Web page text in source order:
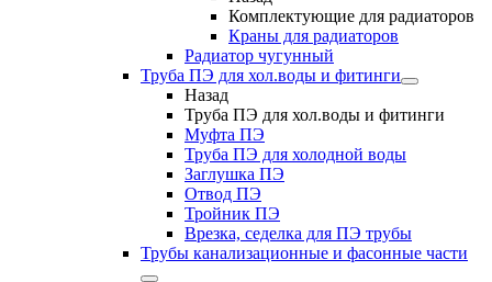
Комплектующие для радиаторов
Краны для радиаторов
Радиатор чугунный
Труба ПЭ для хол.воды и фитинги
Назад
Труба ПЭ для хол.воды и фитинги
Муфта ПЭ
Труба ПЭ для холодной воды
Заглушка ПЭ
Отвод ПЭ
Тройник ПЭ
Врезка, седелка для ПЭ трубы
Трубы канализационные и фасонные части